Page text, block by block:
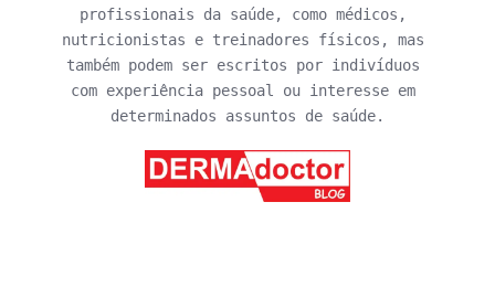
profissionais da saúde, como médicos,
nutricionistas e treinadores físicos, mas
também podem ser escritos por indivíduos
com experiência pessoal ou interesse em
determinados assuntos de saúde.